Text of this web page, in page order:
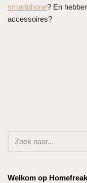
smartphone? En
accessoires?
Welkom op